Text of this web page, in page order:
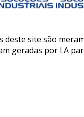
deste site são
geradas por I.A